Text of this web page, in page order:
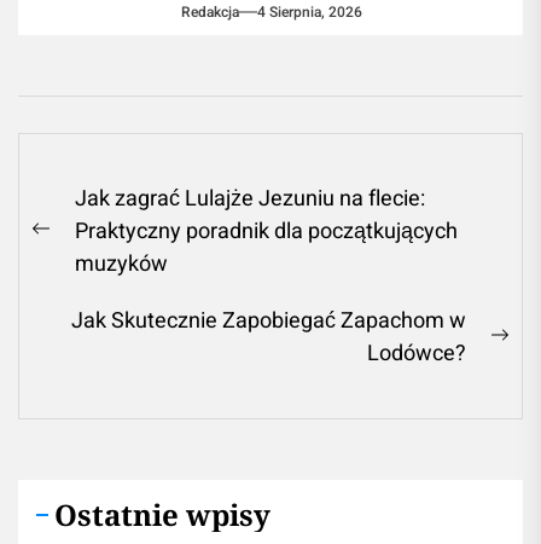
Redakcja 4 Sierpnia, 2026
Nawigacja
wpisu
Previous
post:
Jak zagrać Lulajże Jezuniu na flecie:
Praktyczny poradnik dla początkujących
muzyków
Jak Skutecznie Zapobiegać Zapachom w
Lodówce?
Ostatnie wpisy